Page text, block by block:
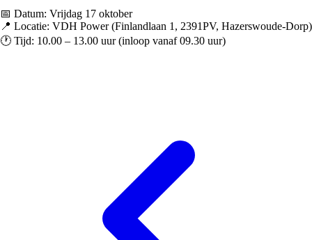
📅 Datum: Vrijdag 17 oktober
📍 Locatie: VDH Power (Finlandlaan 1, 2391PV, Hazerswoude-Dorp)
🕐 Tijd: 10.00 – 13.00 uur (inloop vanaf 09.30 uur)